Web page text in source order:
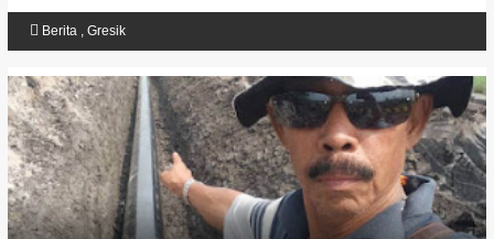
Berita, Gresik